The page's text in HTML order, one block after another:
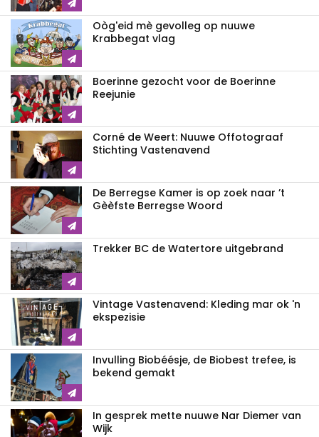
Oòg'eid mè gevolleg op nuuwe
Krabbegat vlag
Boerinne gezocht voor de Boerinne
Reejunie
Corné de Weert: Nuuwe Offotograaf
Stichting Vastenavend
De Berregse Kamer is op zoek naar ’t
Gèèfste Berregse Woord
Trekker BC de Watertore uitgebrand
Vintage Vastenavend: Kleding mar ok 'n
ekspezisie
Invulling Biobéésje, de Biobest trefee, is
bekend gemakt
In gesprek mette nuuwe Nar Diemer van
Wijk